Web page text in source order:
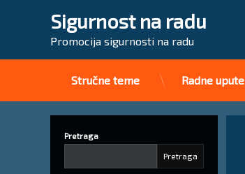
Preskoči
Sigurnost na radu
Promocija sigurnosti na radu
Stručne teme Radne upute
Pretraga
Pretraga